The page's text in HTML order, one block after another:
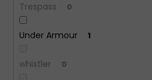
Trespass 0
Under Armour 1
whistler 0